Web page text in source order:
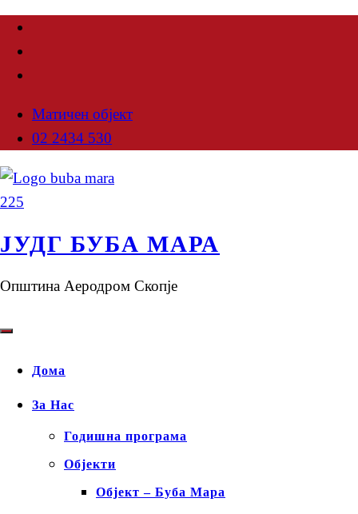
Матичен објект
02 2434 530
ЈУДГ БУБА МАРА
Општина Аеродром Скопје
Дома
За Нас
Годишна програма
Објекти
Објект – Буба Мара